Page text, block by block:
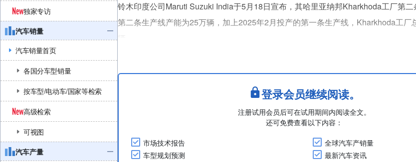
独家专访
汽车销量
汽车销量首页
各国分车型销量
按车型/电动车/国家等检索
高级检索
可视图
汽车产量
铃木印度公司Maruti Suzuki India于5月18日宣布，其哈里亚纳邦Kharkhoda工厂第二
第二条生产线产能为25万辆，加上2025年2月投产的第一条生产线，Kharkhoda工厂
登录会员继续阅读。
注册试用会员后可在试用期间内阅读全文。
还可免费查看以下内容：
市场技术报告
全球汽车产销量
车型规划预测
最新汽车资讯